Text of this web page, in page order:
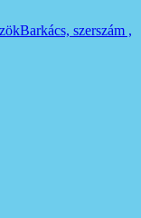
Barkács, szerszám ,